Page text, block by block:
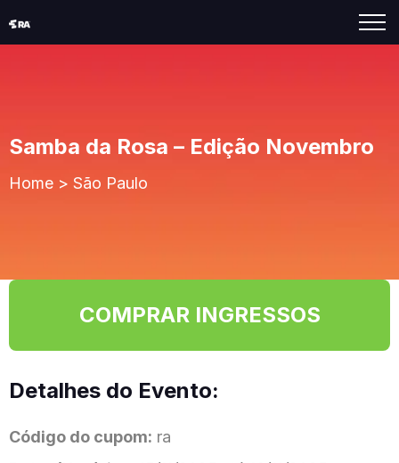
Samba da Rosa – Edição Novembro
Home > São Paulo
COMPRAR INGRESSOS
Detalhes do Evento:
Código do cupom: ra